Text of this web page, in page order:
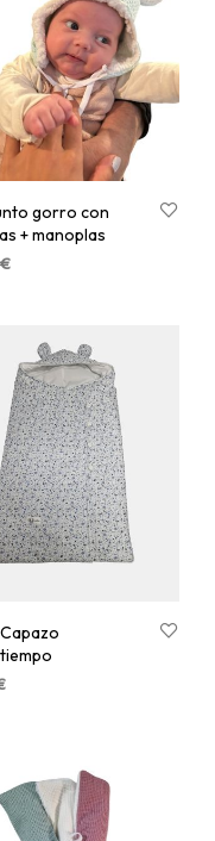
gorro con
+ manoplas